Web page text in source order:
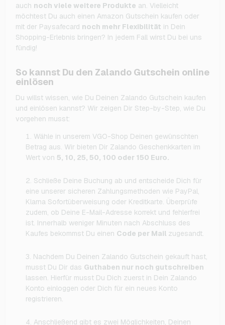
auch noch viele weitere Produkte an. Vielleicht
möchtest Du auch einen Amazon Gutschein kaufen oder
mit der Paysafecard noch mehr Flexibilität in Dein
Shopping-Erlebnis bringen? In jedem Fall wirst Du bei uns
fündig!
So kannst Du den Zalando Gutschein online
einlösen
Du willst wissen, wie Du Deinen Zalando Gutschein kaufen
und einlösen kannst? Wir zeigen Dir Step-by-Step, wie Du
vorgehen musst:
Wähle in unserem VGO-Shop Deinen gewünschten
Betrag aus. Wir bieten Dir Zalando Geschenkkarten im
Wert von 5, 10, 25, 50, 100 oder 150 Euro.
Schließe Deine Buchung ab und entscheide Dich für
eine unserer sicheren Zahlungsmethoden wie PayPal,
Klarna Sofortüberweisung oder Kreditkarte. Überprüfe
zudem, ob Deine E-Mail-Adresse korrekt und fehlerfrei
ist. Innerhalb weniger Minuten nach Abschluss des
Kaufes bekommst Du einen Code per Mail zugesandt.
Nachdem Du Deinen Zalando Gutschein gekauft hast,
musst Du Dir das Guthaben nur noch gutschreiben
lassen. Hierfür musst Du Dich zuerst in Dein Zalando
Konto einloggen oder Dich für ein neues Konto
registrieren.
Anschließend gibt es zwei Möglichkeiten, Deinen